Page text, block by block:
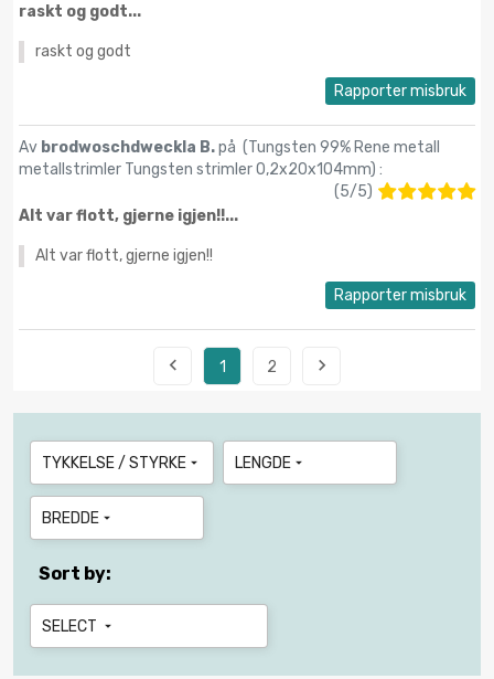
raskt og godt...
raskt og godt
Rapporter misbruk
Av brodwoschdweckla B.på (Tungsten 99% Rene metall
metallstrimler Tungsten strimler 0,2x20x104mm) :
(5/5)
Alt var flott, gjerne igjen!!...
Alt var flott, gjerne igjen!!
Rapporter misbruk
 1 2 
TYKKELSE / STYRKE  LENGDE 
BREDDE 
Sort by:
SELECT 